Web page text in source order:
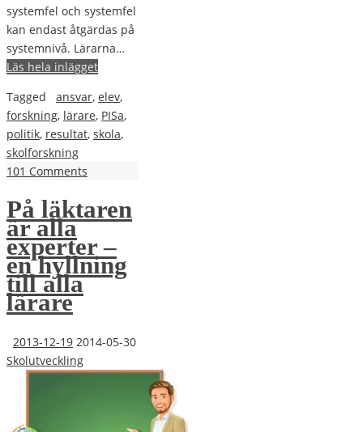
systemfel och systemfel
kan endast åtgärdas på
systemnivå. Lärarna…
Läs hela inlägget
Tagged
ansvar, elev,
forskning, lärare, PISa,
politik, resultat, skola,
skolforskning
101 Comments
På läktaren
är alla
experter –
en hyllning
till alla
lärare
2013-12-19 2014-05-30
Skolutveckling